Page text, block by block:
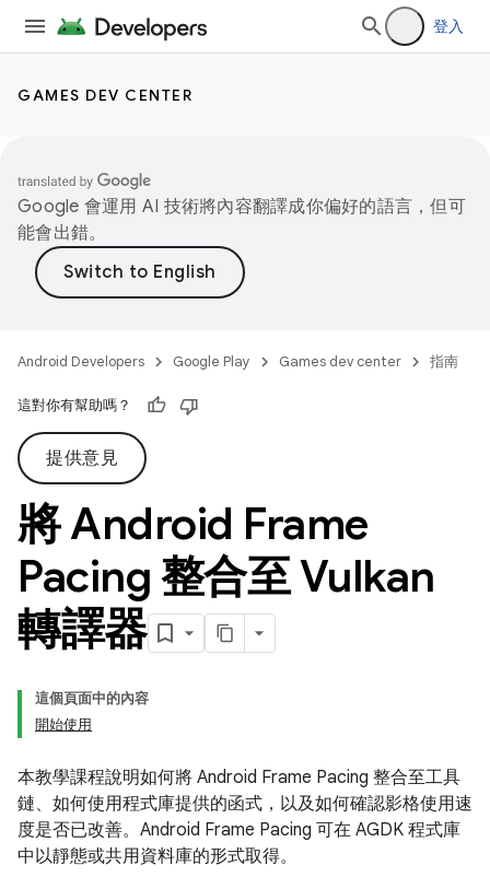
登入
GAMES DEV CENTER
Google 會運用 AI 技術將內容翻譯成你偏好的語言，但可
能會出錯。
Android Developers Google Play Games dev center 指南
這對你有幫助嗎？
提供意見
將 Android Frame
Pacing 整合至 Vulkan
轉譯器
這個頁面中的內容
開始使用
本教學課程說明如何將 Android Frame Pacing 整合至工具
鏈、如何使用程式庫提供的函式，以及如何確認影格使用速
度是否已改善。Android Frame Pacing 可在 AGDK 程式庫
中以靜態或共用資料庫的形式取得。